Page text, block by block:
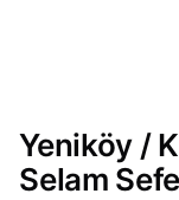
Yeniköy /
Selam